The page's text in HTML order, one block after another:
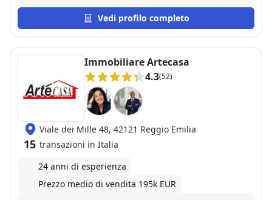
Vedi profilo completo
Immobiliare Artecasa
4.3(52)
Viale dei Mille 48, 42121 Reggio Emilia
15 transazioni in Italia
24 anni di esperienza
Prezzo medio di vendita 195k EUR